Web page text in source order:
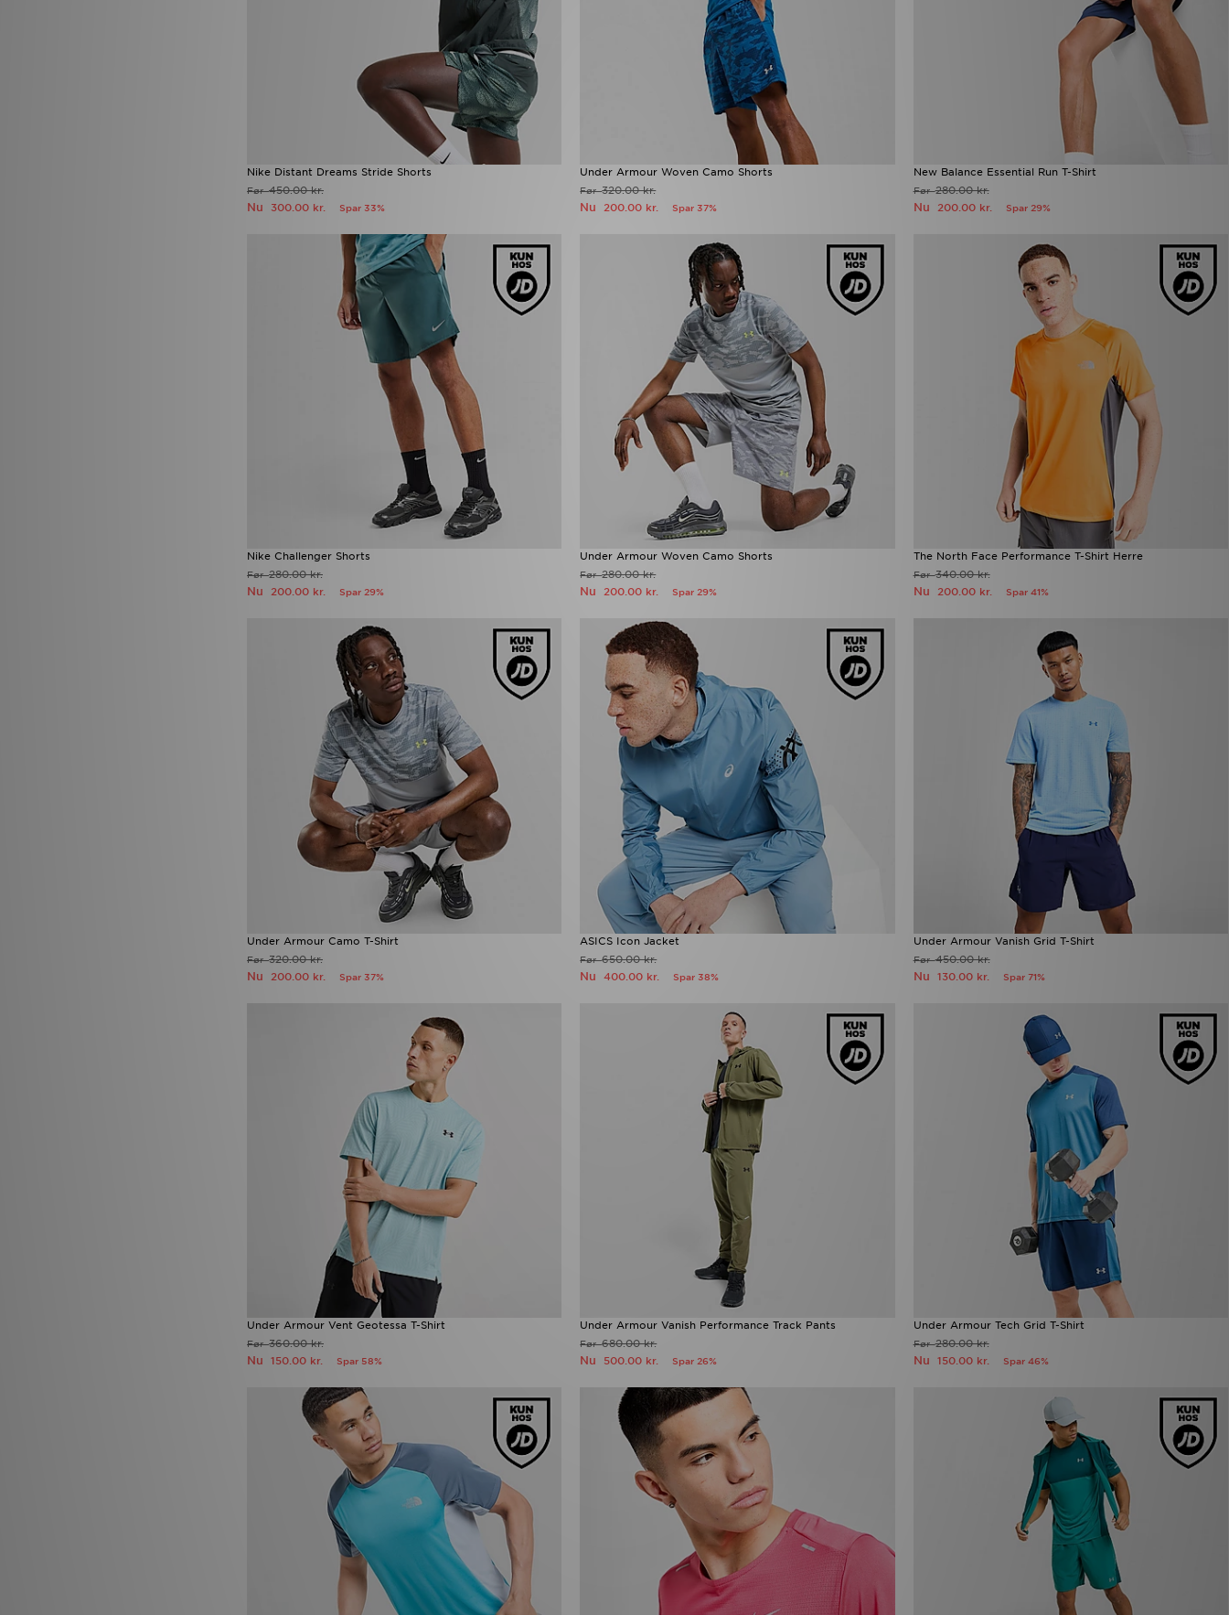
Nike Distant Dreams Stride Shorts
Før450.00 kr.
Nu 300.00 kr. Spar 33%
Under Armour Woven Camo Shorts
Før320.00 kr.
Nu200.00 kr. Spar 37%
New Balance Essential Run T-Shirt
Før280.00 kr.
Nu 200.00 kr. Spar 29%
Nike Challenger Shorts
Før280.00 kr.
Nu 200.00 kr. Spar 29%
Under Armour Woven Camo Shorts
Før280.00 kr.
Nu200.00 kr. Spar 29%
The North Face Performance T-Shirt Herre
Før340.00 kr.
Nu 200.00 kr. Spar 41%
Under Armour Camo T-Shirt
Før320.00 kr.
Nu 200.00 kr. Spar 37%
ASICS Icon Jacket
Før650.00 kr.
Nu400.00 kr. Spar 38%
Under Armour Vanish Grid T-Shirt
Før450.00 kr.
Nu 130.00 kr. Spar 71%
Under Armour Vent Geotessa T-Shirt
Før360.00 kr.
Nu 150.00 kr. Spar 58%
Under Armour Vanish Performance Track Pants
Før680.00 kr.
Nu 500.00 kr. Spar 26%
Under Armour Tech Grid T-Shirt
Før280.00 kr.
Nu 150.00 kr. Spar 46%